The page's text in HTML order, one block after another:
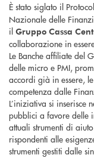
È stato siglato il
Nazionale delle
il Gruppo Cassa
collaborazione in
Le Banche affiliate del
delle micro e PMI,
accordi già in essere,
competenza dalle
L’iniziativa si inserisce
pubblici a favore delle
attuali strumenti di
rispondenti alle
strumenti gestiti dalle